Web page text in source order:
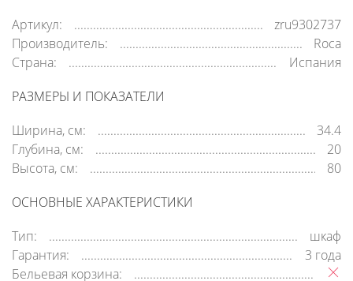
Артикул:
zru9302737
Производитель:
Roca
Страна:
Испания
РАЗМЕРЫ И ПОКАЗАТЕЛИ
Ширина, см:
34.4
Глубина, см:
20
Высота, см:
80
ОСНОВНЫЕ ХАРАКТЕРИСТИКИ
Тип:
шкаф
Гарантия:
3 года
Бельевая корзина: